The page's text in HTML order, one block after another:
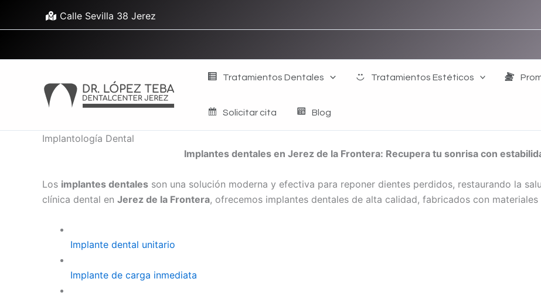
Calle Sevilla 38 Jerez
Tratamientos Dentales Tratamientos Estéticos
Solicitar cita Blog
Implantología Dental
Implantes dentales en Jerez de la Frontera: Recupera tu sonrisa con
Los implantes dentales son una solución moderna y efectiva para reponer dientes perdidos, restaurando la
clínica dental en Jerez de la Frontera, ofrecemos implantes dentales de alta calidad, fabricados con
Implante dental unitario
Implante de carga inmediata